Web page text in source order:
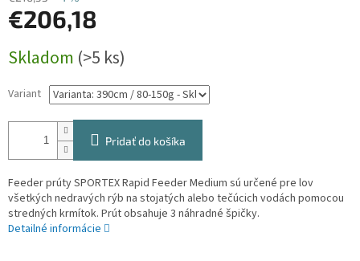
€206,18
cena:
Skladom (>5 ks)
Variant
Pridať do košíka
Feeder prúty SPORTEX Rapid Feeder Medium sú určené pre lov
všetkých nedravých rýb na stojatých alebo tečúcich vodách pomocou
stredných krmítok. Prút obsahuje 3 náhradné špičky.
Detailné informácie